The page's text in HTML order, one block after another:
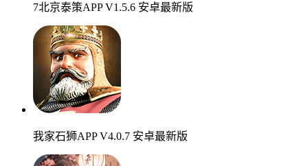
7北京泰策APP V1.5.6 安卓最新版
我家石狮APP V4.0.7 安卓最新版